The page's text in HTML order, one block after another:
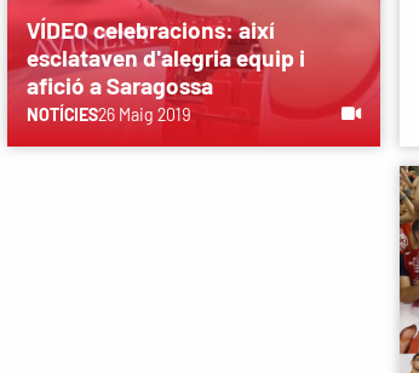
VÍDEO celebracions: així
esclataven d'alegria equip i
afició a Saragossa
NOTÍCIES26 Maig 2019